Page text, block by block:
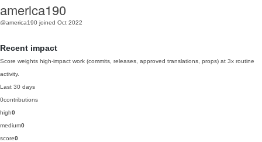
america190
@america190 joined Oct 2022
Recent impact
Score weights high-impact work (commits, releases, approved translations, props) at 3x routine
activity.
Last 30 days
0contributions
high0
medium0
score0